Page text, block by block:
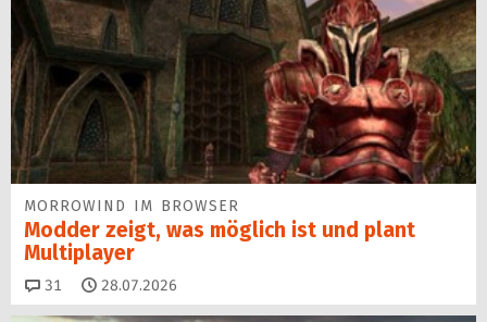
MORROWIND IM BROWSER
Modder zeigt, was möglich ist und plant
Multiplayer
31 Kommentare
28.07.2026